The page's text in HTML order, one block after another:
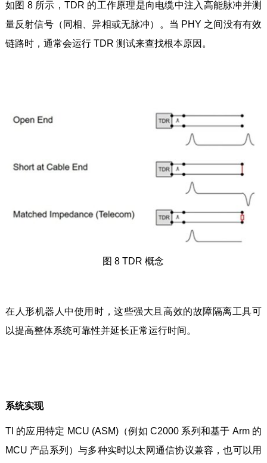
如图 8 所示，TDR 的工作原理是向电缆中注入高能脉冲并测
量反射信号（同相、异相或无脉冲）。当 PHY 之间没有有效
链路时，通常会运行 TDR 测试来查找根本原因。
图 8 TDR 概念
在人形机器人中使用时，这些强大且高效的故障隔离工具可
以提高整体系统可靠性并延长正常运行时间。
系统实现
TI 的应用特定 MCU (ASM)（例如 C2000 系列和基于 Arm 的
MCU 产品系列）与多种实时以太网通信协议兼容，也可以用